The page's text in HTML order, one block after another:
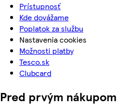
Prístupnosť
Kde dovážame
Poplatok za službu
Nastavenia cookies
Možnosti platby
Tesco.sk
Clubcard
Pred prvým nákupom